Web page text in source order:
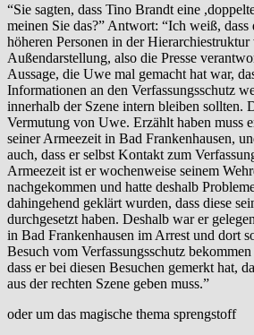
“Sie sagten, dass Tino Brandt eine
meinen Sie das?” Antwort: “Ich weiß,
höheren Personen in der
Außendarstellung, also die Presse
Aussage, die Uwe mal gemacht hat war,
Informationen an den Verfassungsschutz
innerhalb der Szene intern bleiben sollten.
Vermutung von Uwe. Erzählt haben muss
seiner Armeezeit in Bad Frankenhausen,
auch, dass er selbst Kontakt zum
Armeezeit ist er wochenweise seinem
nachgekommen und hatte deshalb
dahingehend geklärt wurden, dass diese
durchgesetzt haben. Deshalb war er
in Bad Frankenhausen im Arrest und dort
Besuch vom Verfassungsschutz
dass er bei diesen Besuchen gemerkt hat,
aus der rechten Szene geben muss.”
oder um das magische thema sprengstoff